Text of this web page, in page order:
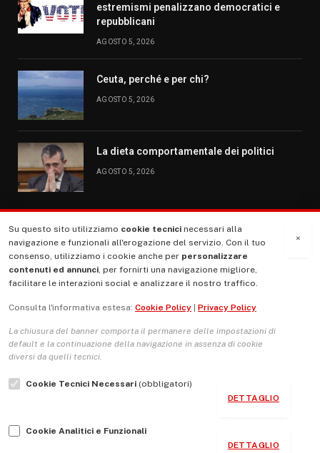
estremismi penalizzano democratici e
repubblicani
AGOSTO 5, 2026
Ceuta, perché e per chi?
AGOSTO 5, 2026
La dieta comportamentale dei politici
AGOSTO 5, 2026
MENU
La Nostra Storia
Le Copertine
L’Associazione
Indirizzo Socio Politico Culturale
Guida per le autrici e gli autori
×
Su questo sito utilizziamo cookie tecnici necessari alla
navigazione e funzionali all'erogazione del servizio. Con il tuo
consenso, utilizziamo i cookie anche per personalizzare
contenuti ed annunci, per fornirti una navigazione migliore,
facilitare le interazioni social e analizzare il nostro traffico.
Consulta l'informativa estesa: Cookie Policy Privacy Policy
La chiusura del banner comporta il permanere delle impostazioni di
default e la continuazione della navigazione in assenza di cookie
diversi da quelli tecnici.
Cookie Tecnici Necessari (obbligatori)
DETTAGLIO
Cookie Analitici e Funzionali
DETTAGLIO